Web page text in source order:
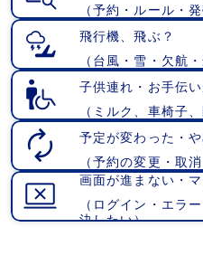
（予約・ルール・発
飛行機、飛ぶ？
（台風・雪・欠航・
子供連れ・お手伝
（ミルク、車椅子
予定が変わった・
（予約の変更・取
画面が進まない・
（ログイン・エラ
決したい）